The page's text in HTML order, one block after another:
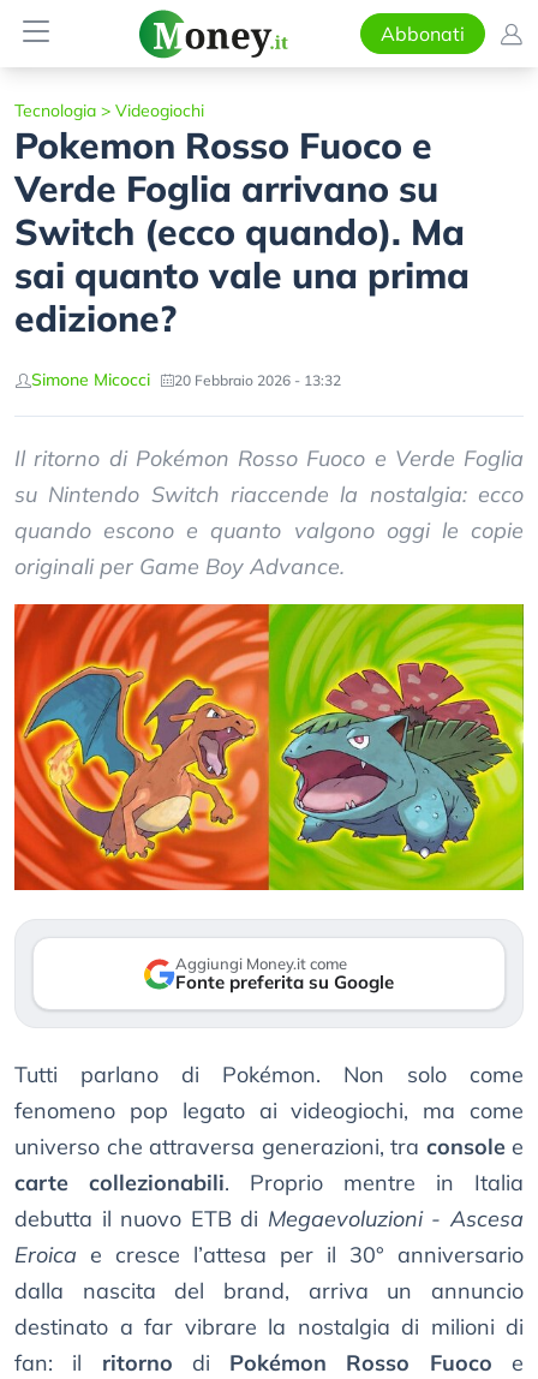
Abbonati
Tecnologia > Videogiochi
Pokemon Rosso Fuoco e
Verde Foglia arrivano su
Switch (ecco quando). Ma
sai quanto vale una prima
edizione?
Simone Micocci 20 Febbraio 2026 - 13:32
Il ritorno di Pokémon Rosso Fuoco e Verde Foglia
su Nintendo Switch riaccende la nostalgia: ecco
quando escono e quanto valgono oggi le copie
originali per Game Boy Advance.
Aggiungi Money.it come
Fonte preferita su Google
Tutti parlano di Pokémon. Non solo come
fenomeno pop legato ai videogiochi, ma come
universo che attraversa generazioni, tra consolee
carte collezionabili. Proprio mentre in Italia
debutta il nuovo ETB di Megaevoluzioni - Ascesa
Eroica e cresce l’attesa per il 30° anniversario
dalla nascita del brand, arriva un annuncio
destinato a far vibrare la nostalgia di milioni di
fan: il ritorno di Pokémon Rosso Fuoco e